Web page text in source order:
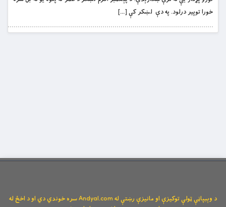
خورا توپير درلود. په دې لښکر کې […]
د وېبپاڼې ټولې توکیزې او مانیزې رښتې له Andyal.com سره خوندي دي او د اخځ له